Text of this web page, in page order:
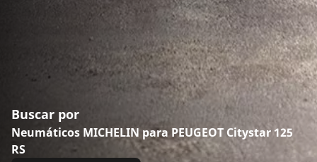
Buscar por
Neumáticos MICHELIN para PEUGEOT Citystar 125
RS